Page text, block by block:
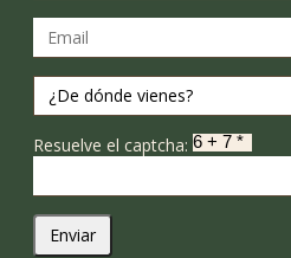
Resuelve el captcha:
Enviar